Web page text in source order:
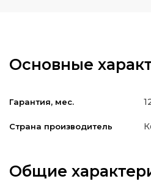
Основные
Гарантия, мес.
Страна производитель
Общие